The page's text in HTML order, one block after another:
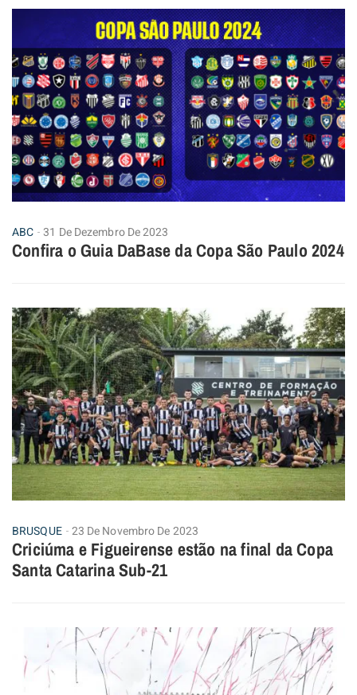
ABC 31 De Dezembro De 2023
Confira o Guia DaBase da Copa São Paulo 2024
BRUSQUE 23 De Novembro De 2023
Criciúma e Figueirense estão na final da Copa
Santa Catarina Sub-21